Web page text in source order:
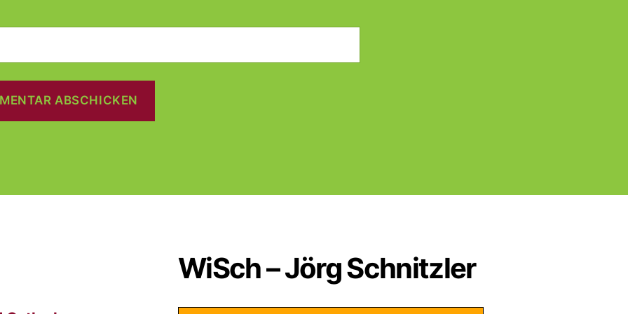
WiSch – Jörg Schnitzler